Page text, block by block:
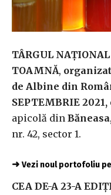
TÂRGUL
TOAMNĂ,
de Albine din
SEPTEMBRIE 2021,
apicolă din
nr. 42, sector 1.
➜ Vezi noul portofoliu
CEA DE-A 23-A